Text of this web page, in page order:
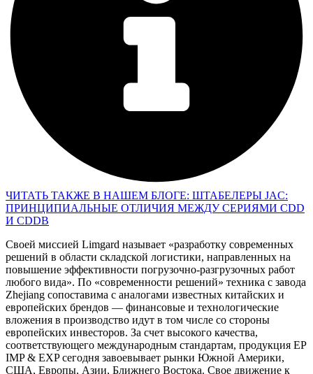
ЧИТАТЬ ТАКЖЕ В НАШЕМ БЛОГЕ: ШТАБЕЛЕРЫ JAC:
ПРИНЦИПИАЛЬНЫЕ ОТЛИЧИЯ МЕЖДУ СЕРИЯМИ CDD
И CDDB
Своей миссией Limgard называет «разработку современных
решений в области складской логистики, направленных на
повышение эффективности погрузочно-разгрузочных работ
любого вида». По «современности решений» техника с завода
Zhejiang сопоставима с аналогами известных китайских и
европейских брендов — финансовые и технологические
вложения в производство идут в том числе со стороны
европейских инвесторов. За счет высокого качества,
соответствующего международным стандартам, продукция EP
IMP & EXP сегодня завоевывает рынки Южной Америки,
США, Европы, Азии, Ближнего Востока. Свое движение к